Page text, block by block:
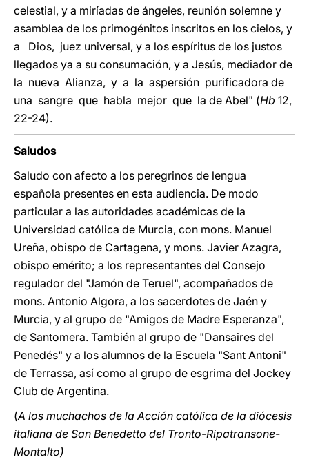
celestial, y a miríadas de ángeles, reunión solemne y
asamblea de los primogénitos inscritos en los cielos, y
a Dios, juez universal, y a los espíritus de los justos
llegados ya a su consumación, y a Jesús, mediador de
la nueva Alianza, y a la aspersión purificadora de
una sangre que habla mejor que la de Abel" (Hb 12,
22-24).
Saludos
Saludo con afecto a los peregrinos de lengua
española presentes en esta audiencia. De modo
particular a las autoridades académicas de la
Universidad católica de Murcia, con mons. Manuel
Ureña, obispo de Cartagena, y mons. Javier Azagra,
obispo emérito; a los representantes del Consejo
regulador del "Jamón de Teruel", acompañados de
mons. Antonio Algora, a los sacerdotes de Jaén y
Murcia, y al grupo de "Amigos de Madre Esperanza",
de Santomera. También al grupo de "Dansaires del
Penedés" y a los alumnos de la Escuela "Sant Antoni"
de Terrassa, así como al grupo de esgrima del Jockey
Club de Argentina.
(A los muchachos de la Acción católica de la diócesis
italiana de San Benedetto del Tronto-Ripatransone-
Montalto)